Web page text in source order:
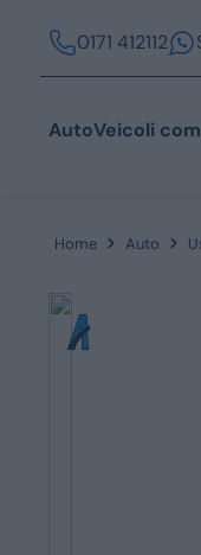
0171 412112
AutoVeicoli
Home Auto